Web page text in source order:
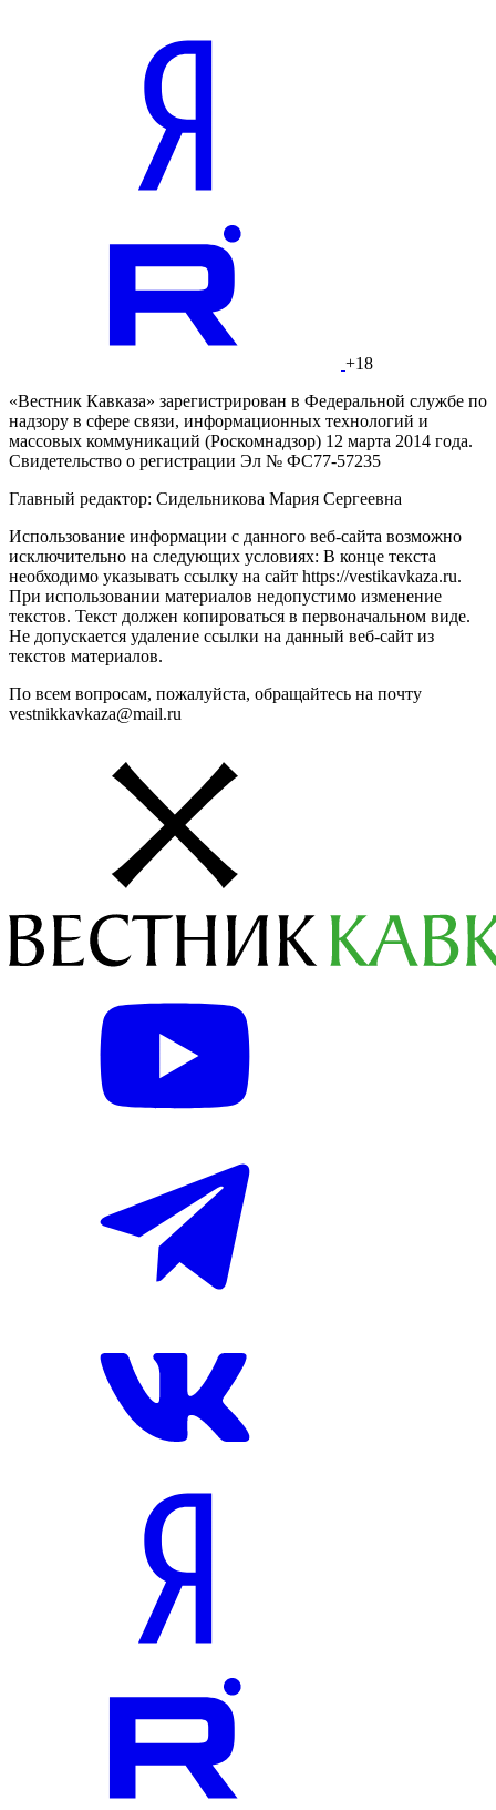
+18
«Вестник Кавказа» зарегистрирован в Федеральной службе по
надзору в сфере связи, информационных технологий и
массовых коммуникаций (Роскомнадзор) 12 марта 2014 года.
Свидетельство о регистрации Эл № ФС77-57235
Главный редактор: Сидельникова Мария Сергеевна
Использование информации с данного веб-сайта возможно
исключительно на следующих условиях: В конце текста
необходимо указывать ссылку на сайт https://vestikavkaza.ru.
При использовании материалов недопустимо изменение
текстов. Текст должен копироваться в первоначальном виде.
Не допускается удаление ссылки на данный веб-сайт из
текстов материалов.
По всем вопросам, пожалуйста, обращайтесь на почту
vestnikkavkaza@mail.ru